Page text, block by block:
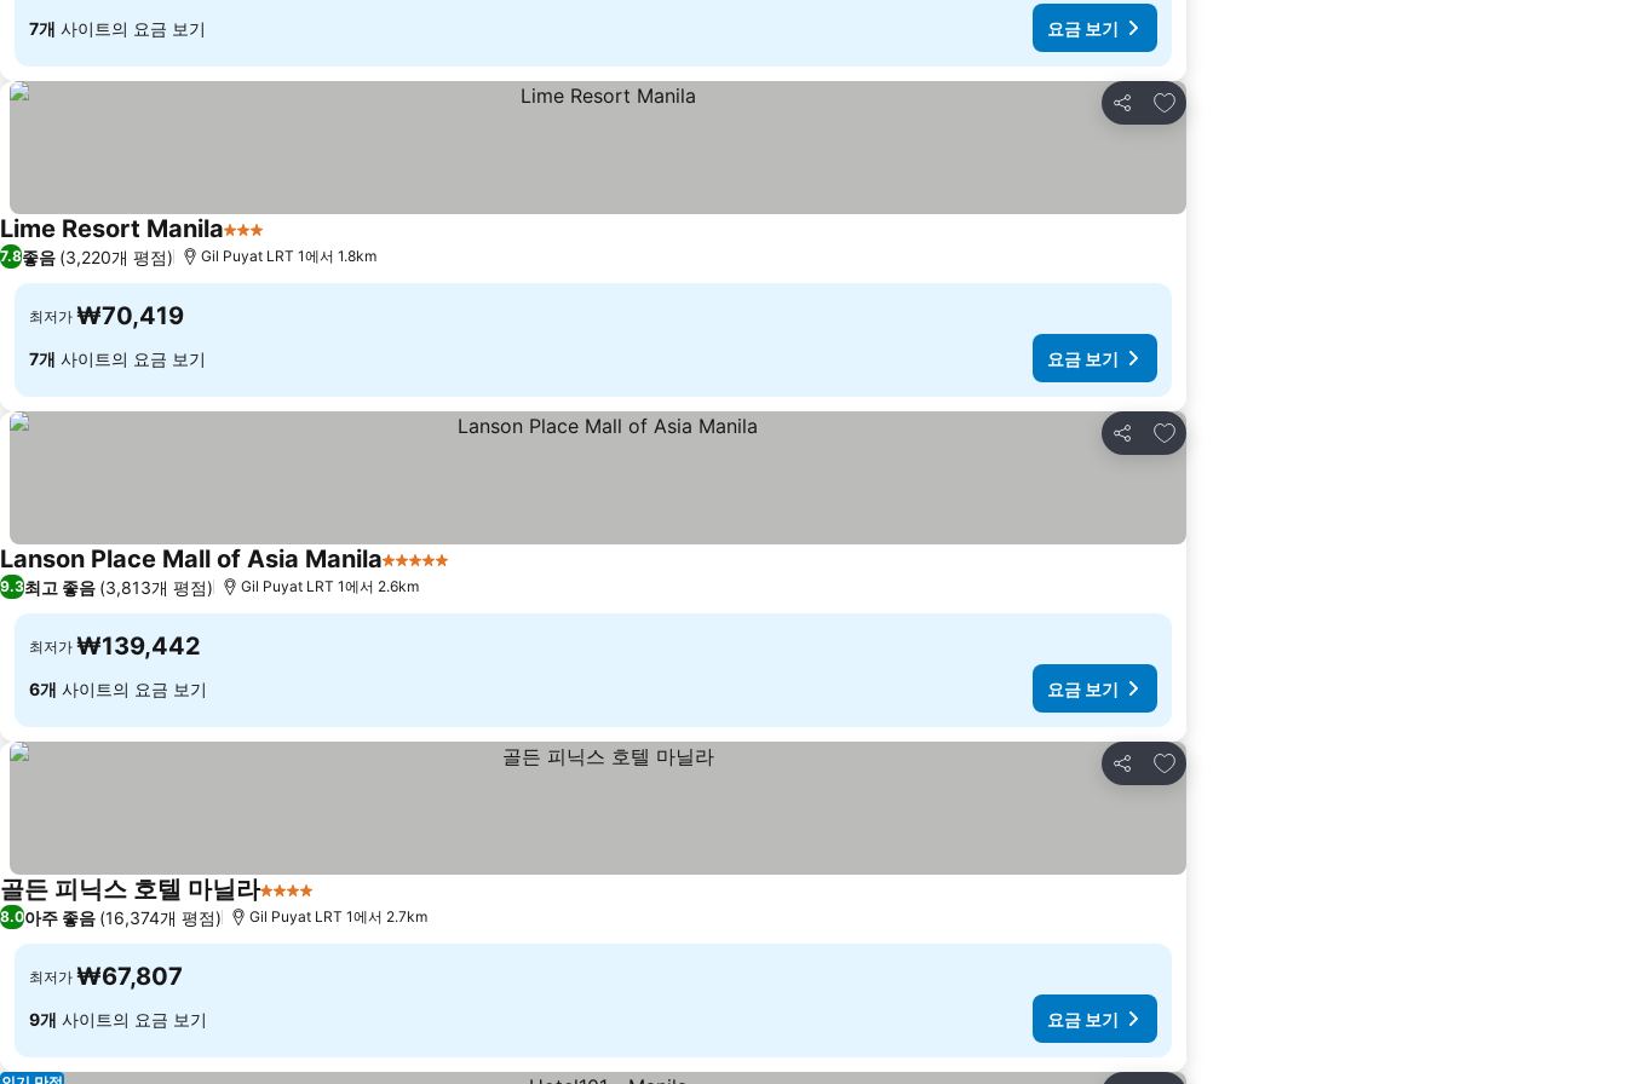
7개 사이트의 요금 보기 요금 보기
공유
즐겨찾기에 추가
Lime Resort Manila3 성급
7.8좋음 (3,220개 평점) Gil Puyat LRT 1에서 1.8km
최저가 ₩70,419
7개 사이트의 요금 보기 요금 보기
공유
즐겨찾기에 추가
Lanson Place Mall of Asia Manila5 성급
9.3최고 좋음 (3,813개 평점) Gil Puyat LRT 1에서 2.6km
최저가 ₩139,442
6개 사이트의 요금 보기 요금 보기
공유
즐겨찾기에 추가
골든 피닉스 호텔 마닐라4 성급
8.0아주 좋음 (16,374개 평점) Gil Puyat LRT 1에서 2.7km
최저가 ₩67,807
9개 사이트의 요금 보기 요금 보기